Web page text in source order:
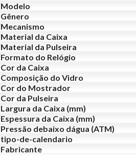
Modelo
Gênero
Mecanismo
Material da Caixa
Material da Pulseira
Formato do Relógio
Cor da Caixa
Composição do Vidro
Cor do Mostrador
Cor da Pulseira
Largura da Caixa (mm)
Espessura da Caixa (mm)
Pressão debaixo dágua (ATM)
tipo-de-calendario
Fabricante